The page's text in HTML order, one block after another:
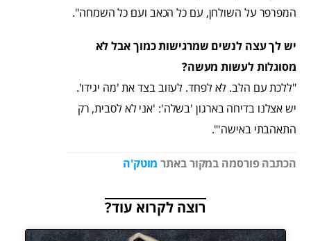
המפרפר על השולחן, עם כל הכאב ועם כל השמחה".
יש לך עצה לנשים שמרגישות כמוך אבל לא
מסוגלות לעשות מעשה?
"ללכת עם הלב. לא לפחד. לעזוב בצד את 'מה יגידו'.
יש אצלנו בדיחה בארגון 'בשלה': 'אני לא לסבית, רק
התאהבתי באישה'".
הכתבה פורסמה במקור באתר מוטק'ה
רוצה לקרוא עוד?